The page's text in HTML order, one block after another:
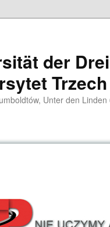
der
Unter den